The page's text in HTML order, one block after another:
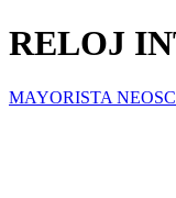
RELOJ
MAYORISTA